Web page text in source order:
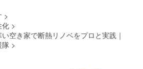
トを教
す。 ※
詳細の
>
化 >
い空き家で断熱リノベをプロと実践｜
隊 >